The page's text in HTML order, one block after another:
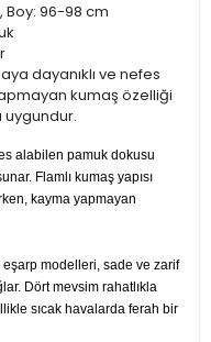
Boy: 96-98 cm
dayanıklı ve nefes
kumaş özelliği
uygundur.
alabilen pamuk dokusu
Flamlı kumaş yapısı
kayma yapmayan
modelleri, sade ve zarif
Dört mevsim rahatlıkla
sıcak havalarda ferah bir